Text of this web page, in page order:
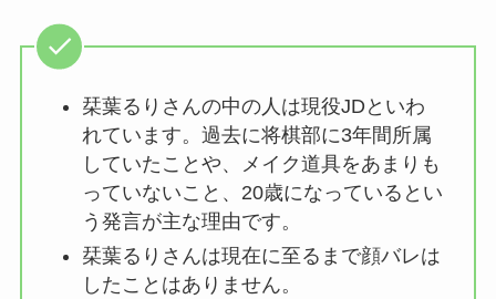
栞葉るりさんの中の人は現役JDといわ
れています。過去に将棋部に3年間所属
していたことや、メイク道具をあまりも
っていないこと、20歳になっているとい
う発言が主な理由です。
栞葉るりさんは現在に至るまで顔バレは
したことはありません。